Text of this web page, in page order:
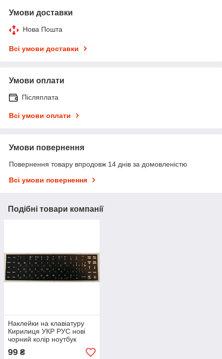
Умови доставки
Нова Пошта
Всі умови доставки
Умови оплати
Післяплата
Всі умови оплати
Умови повернення
Повернення товару впродовж 14 днів за домовленістю
Всі умови повернення
Подібні товари компанії
Наклейки на клавіатуру
Кирилиця УКР РУС нові
чорний колір ноутбук
99 ₴